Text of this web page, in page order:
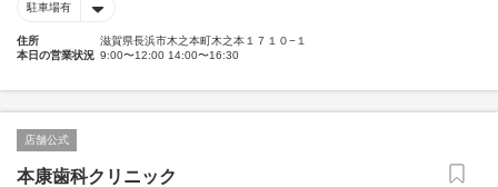
駐車場有
住所
滋賀県長浜市木之本町木之本１７１０−１
本日の営業状況 9:00〜12:00 14:00〜16:30
店舗公式
本康歯科クリニック